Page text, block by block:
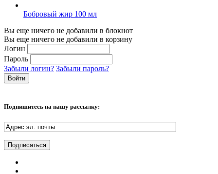
Бобровый жир 100 мл
Вы еще ничего не добавили в блокнот
Вы еще ничего не добавили в корзину
Логин
Пароль
Забыли логин? Забыли пароль?
Подпишитесь на нашу рассылку: